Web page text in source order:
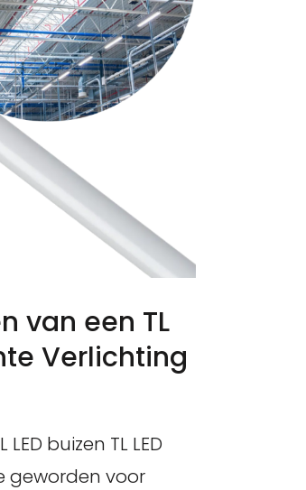
van een TL
Verlichting
buizen TL LED
geworden voor